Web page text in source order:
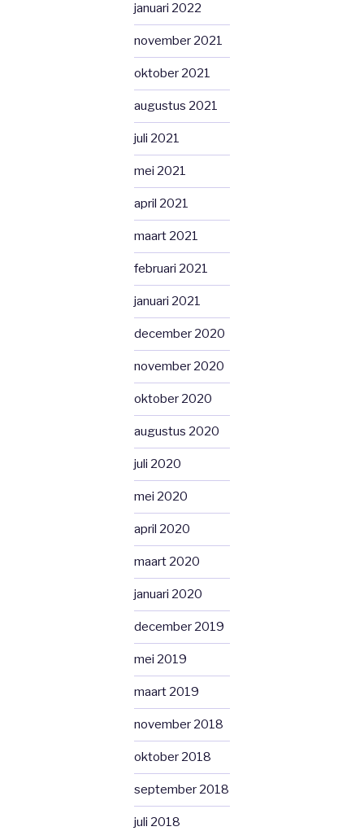
januari 2022
november 2021
oktober 2021
augustus 2021
juli 2021
mei 2021
april 2021
maart 2021
februari 2021
januari 2021
december 2020
november 2020
oktober 2020
augustus 2020
juli 2020
mei 2020
april 2020
maart 2020
januari 2020
december 2019
mei 2019
maart 2019
november 2018
oktober 2018
september 2018
juli 2018